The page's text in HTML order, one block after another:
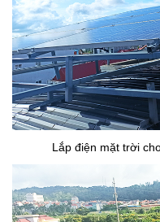
Lắp điện mặt trời